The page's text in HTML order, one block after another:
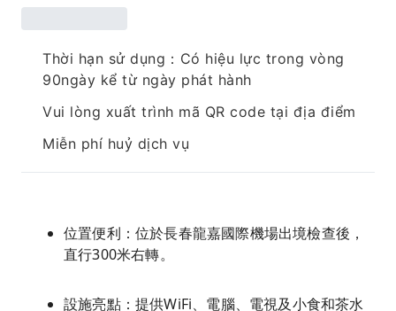
Thời hạn sử dụng：Có hiệu lực trong vòng
90ngày kể từ ngày phát hành
Vui lòng xuất trình mã QR code tại địa điểm
Miễn phí huỷ dịch vụ
位置便利：位於長春龍嘉國際機場出境檢查後，
直行300米右轉。
設施亮點：提供WiFi、電腦、電視及小食和茶水